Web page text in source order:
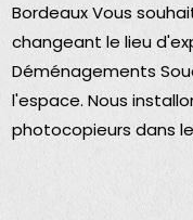
Bordeaux Vous
changeant le lieu
Déménagements
l'espace. Nous
photocopieurs dans